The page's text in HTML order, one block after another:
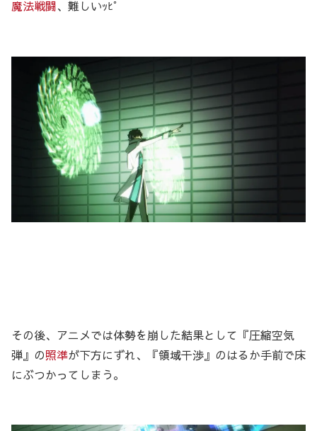
魔法戦闘、難しいｯﾋﾟ
その後、アニメでは体勢を崩した結果として『圧縮空気
弾』の照準が下方にずれ、『領域干渉』のはるか手前で床
にぶつかってしまう。